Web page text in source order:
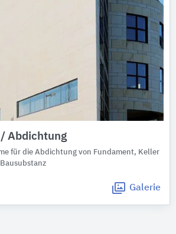
Abdichtung
für die Abdichtung von Fundament, Keller
Galerie